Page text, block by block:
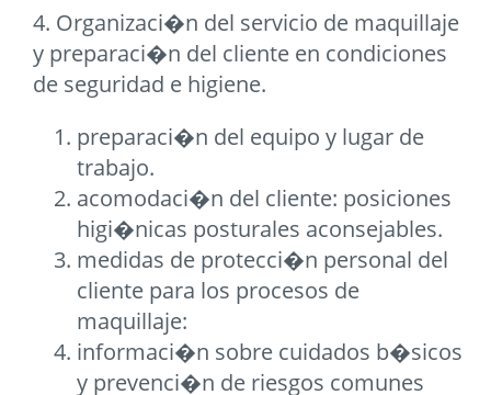
4. Organizaci�n del servicio de maquillaje
y preparaci�n del cliente en condiciones
de seguridad e higiene.
preparaci�n del equipo y lugar de
trabajo.
acomodaci�n del cliente: posiciones
higi�nicas posturales aconsejables.
medidas de protecci�n personal del
cliente para los procesos de
maquillaje:
informaci�n sobre cuidados b�sicos
y prevenci�n de riesgos comunes